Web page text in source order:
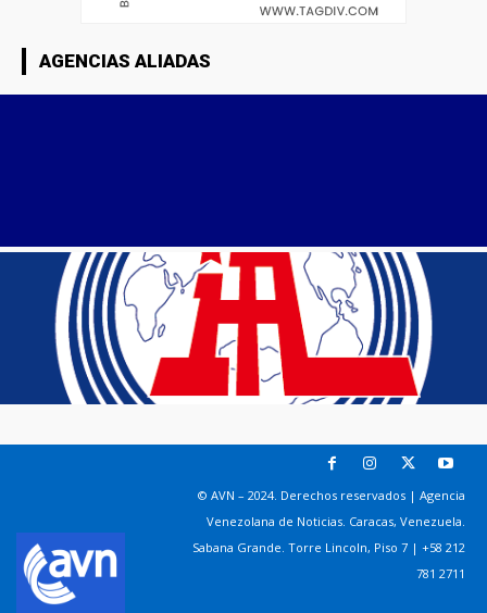
AGENCIAS ALIADAS
© AVN – 2024. Derechos reservados | Agencia
Venezolana de Noticias. Caracas, Venezuela.
Sabana Grande. Torre Lincoln, Piso 7 | +58 212
781 2711